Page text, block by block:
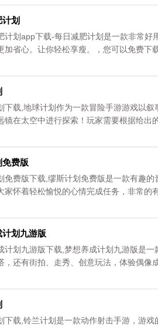
划
计划app下载-每日减肥计划是一款非常
加省心。让你轻松享瘦。，您可以免费下
下载,地球计划作为一款冒险手游游戏以
镜在太空中进行探索！玩家需要根据给出
费版
免费版下载,缪斯计划免费版是一款有趣
家怀着轻松愉悦的心情完成任务，非常的
划九游版
计划九游版下载,梦想养成计划九游版是
，还有街拍、走秀、创意玩法，体验偶像
下载,铃兰计划是一款动作射击手游，游